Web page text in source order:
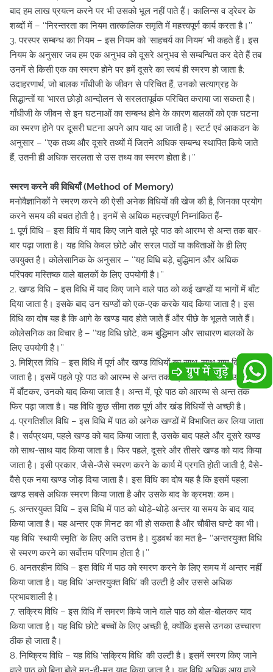
बाद हम लाख प्रयत्न करने पर भी उसको भूल नहीं पाते हैं। कालिन्स व ड्रेवर के
शब्दों में – ‘‘निरन्तरता का नियम तात्कालिक समृति में महत्त्वपूर्ण कार्य करता है।’’
3. परस्पर सम्बन्ध का नियम – इस नियम को ‘साहचर्य का नियम’ भी कहते हैं। इस
नियम के अनुसार जब हम एक अनुभव को दूसरे अनुभव से सम्बन्धित कर देते हैं तब
उनमें से किसी एक का स्मरण होने पर हमें दूसरे का स्वयं ही स्मरण हो जाता है;
उदाहरणार्थ, जो बालक गाँधीजी के जीवन से परिचित हैं, उनको सत्याग्रह के
सिद्धान्तों या ‘भारत छोड़ो आन्दोलन से सरलतापूर्वक परिचित कराया जा सकता है।
गाँधीजी के जीवन से इन घटनाओं का सम्बन्ध होने के कारण बालकों को एक घटना
का स्मरण होने पर दूसरी घटना अपने आप याद आ जाती है। स्टर्ट एवं आकडन के
अनुसार – ‘‘एक तथ्य और दूसरे तथ्यों में जितने अधिक सम्बन्ध स्थापित किये जाते
हैं, उतनी ही अधिक सरलता से उस तथ्य का स्मरण होता है।’’
स्मरण करने की विधियाँ (Method of Memory)
मनोवैज्ञानिकों ने स्मरण करने की ऐसी अनेक विधियों की खेज की है, जिनका प्रयोग
करने समय की बचत होती है। इनमें से अधिक महत्त्वपूर्ण निम्नांकित हैं-
1. पूर्ण विधि – इस विधि में याद किए जाने वाले पूरे पाठ को आरम्भ से अन्त तक बार-
बार पढ़ा जाता है। यह विधि केवल छोटे और सरल पाठों या कविताओं के ही लिए
उपयुक्त है। कोलेसानिक के अनुसार – ‘‘यह विधि बड़े, बुद्धिमान और अधिक
परिपक्व मस्तिष्क वाले बालकों के लिए उपयोगी है।’’
2. खण्ड विधि – इस विधि में याद किए जाने वाले पाठ को कई खण्डों या भागों में बाँट
दिया जाता है। इसके बाद उन खण्डों को एक-एक करके याद किया जाता है। इस
विधि का दोष यह है कि आगे के खण्ड याद होते जाते हैं और पीछे के भूलते जाते हैं।
कोलेसनिक का विचार है – ‘‘यह विधि छोटे, कम बुद्धिमान और साधारण बालकों के
लिए उपयोगी है।’’
3. मिश्रित विधि – इस विधि में पूर्ण और खण्ड विधियों का साथ-साथ याग किया
जाता है। इसमें पहले पूरे पाठ को आरम्भ से अन्त तक पढ़ा जाता है। फिर उसे खण्डों
में बाँटकर, उनको याद किया जाता है। अन्त में, पूरे पाठ को आरम्भ से अन्त तक
फिर पढ़ा जाता है। यह विधि कुछ सीमा तक पूर्ण और खंड विधियों से अच्छी है।
4. प्रगतिशील विधि – इस विधि में पाठ को अनेक खण्डों में विभाजित कर लिया जाता
है। सर्वप्रथम, पहले खण्ड को याद किया जाता है, उसके बाद पहले और दूसरे खण्ड
को साथ-साथ याद किया जाता है। फिर पहले, दूसरे और तीसरे खण्ड को याद किया
जाता है। इसी प्रकार, जैसे-जैसे स्मरण करने के कार्य में प्रगति होती जाती है, वैसे-
वैसे एक नया खण्ड जोड़ दिया जाता है। इस विधि का दोष यह है कि इसमें पहला
खण्ड सबसे अधिक स्मरण किया जाता है और उसके बाद के क्रमश: कम।
5. अन्तरयुक्त विधि – इस विधि में पाठ को थोड़े-थोड़े अन्तर या समय के बाद याद
किया जाता है। यह अन्तर एक मिनट का भी हो सकता है और चौबीस घण्टे का भी।
यह विधि ‘स्थायी स्मृति’ के लिए अति उत्तम है। वुडवर्थ का मत है– ‘‘अन्तरयुक्त विधि
से स्मरण करने का सर्वोत्तम परिणाम होता है।’’
6. अनतरहीन विधि – इस विधि में पाठ को स्मरण करने के लिए समय में अन्तर नहीं
किया जाता है। यह विधि ‘अन्तरयुक्त विधि’ की उल्टी है और उससे अधिक
प्रभावशाली है।
7. सक्रिय विधि – इस विधि में समरण किये जाने वाले पाठ को बोल-बोलकर याद
किया जाता है। यह विधि छोटे बच्चों के लिए अच्छी है, क्योंकि इससे उनका उच्चारण
ठीक हो जाता है।
8. निष्क्रिय विधि – यह विधि ‘सक्रिय विधि’ की उल्टी है। इसमें स्मरण किए जाने